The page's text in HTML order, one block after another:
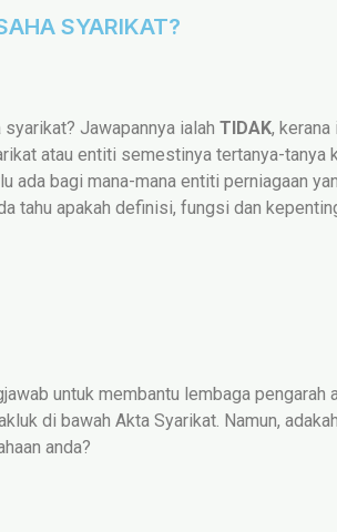
SYARIKAT?
Jawapannya ialah TIDAK,
atau entiti semestinya tertanya-tanya
bagi mana-mana entiti perniagaan
tahu apakah definisi, fungsi dan
untuk membantu lembaga
di bawah Akta Syarikat. Namun,
anda?